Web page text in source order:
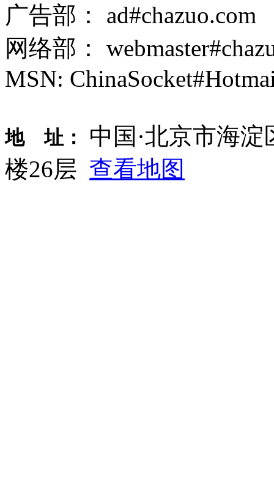
广告部： ad#chazuo.com
网络部：
MSN:
地 址：
中国·北京市海
楼26层 查看地图